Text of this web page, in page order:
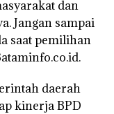
dan
Jangan sampai
saat pemilihan
daerah
kinerja BPD